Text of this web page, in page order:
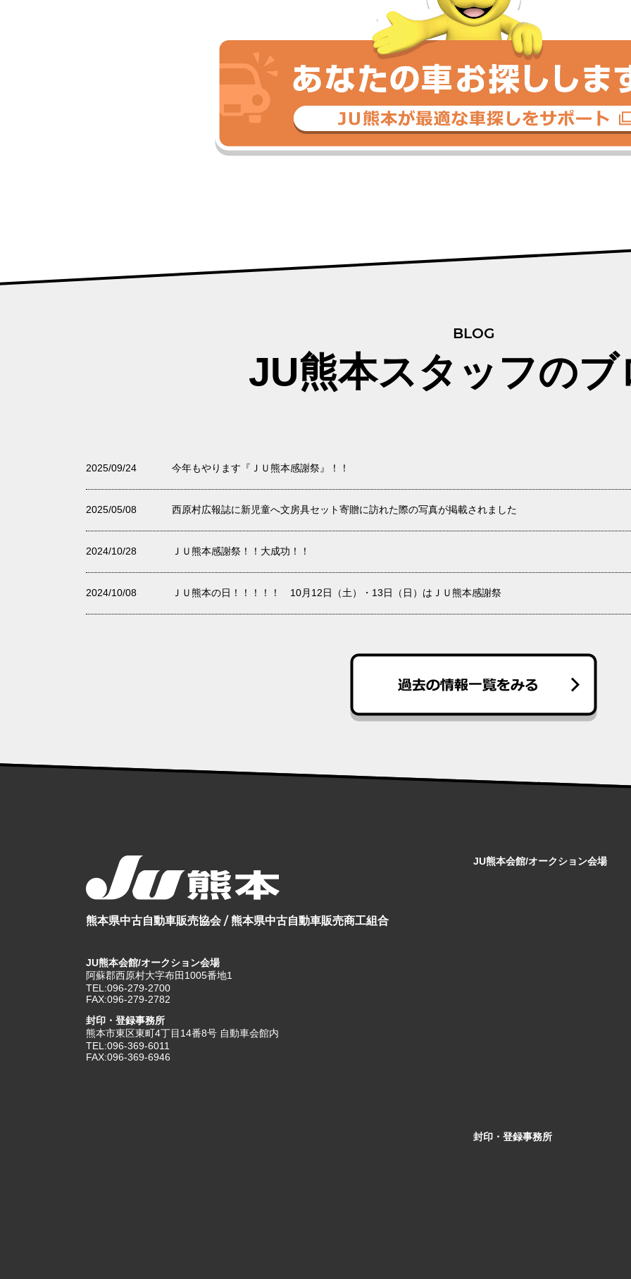
BLOG
JU熊本スタッフのブ
2025/09/24 今年もやります『ＪＵ熊本感謝祭』！！
2025/05/08 西原村広報誌に新児童へ文房具セット寄贈に訪れた際の写真が掲載されました
2024/10/28 ＪＵ熊本感謝祭！！大成功！！
2024/10/08 ＪＵ熊本の日！！！！！ 10月12日（土）・13日（日）はＪＵ熊本感謝祭
熊本県中古自動車販売協会 / 熊本県中古自動車販売商工組合
JU熊本会館/オークション会場
阿蘇郡西原村大字布田1005番地1
TEL:096-279-2700
FAX:096-279-2782
封印・登録事務所
熊本市東区東町4丁目14番8号 自動車会館内
TEL:096-369-6011
FAX:096-369-6946
JU熊本会館/オークション会場
封印・登録事務所